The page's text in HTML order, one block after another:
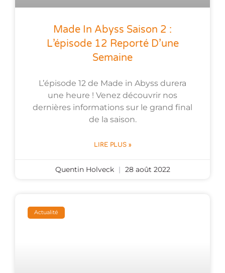
Made In Abyss Saison 2 :
L’épisode 12 Reporté D’une
Semaine
L’épisode 12 de Made in Abyss durera
une heure ! Venez découvrir nos
dernières informations sur le grand final
de la saison.
LIRE PLUS »
Quentin Holveck 28 août 2022
Actualité